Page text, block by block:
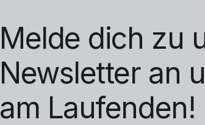
Melde dich zu
Newsletter an
am Laufenden!